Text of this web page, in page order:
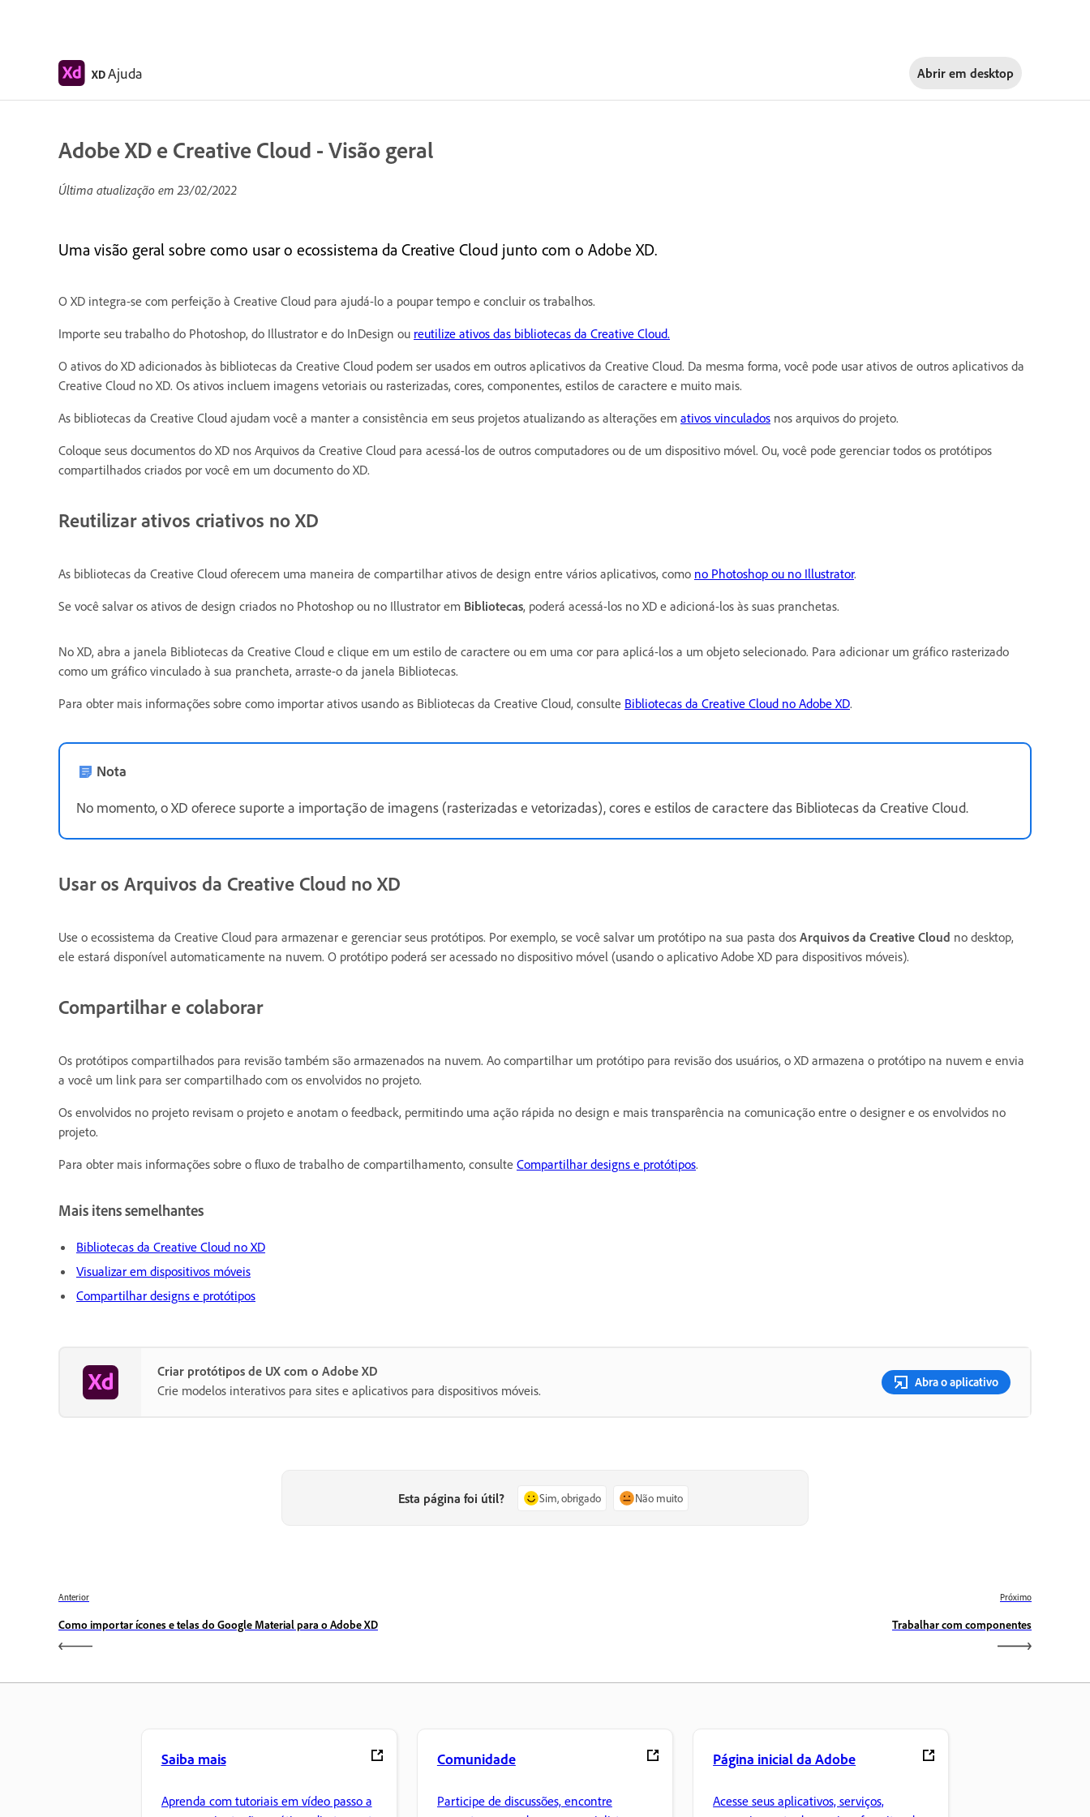
XDAjuda Abrir em desktop
Adobe XD e Creative Cloud - Visão geral
Última atualização em23/02/2022
Uma visão geral sobre como usar o ecossistema da Creative Cloud junto com o Adobe XD.
O XD integra-se com perfeição à Creative Cloud para ajudá-lo a poupar tempo e concluir os trabalhos.
Importe seu trabalho do Photoshop, do Illustrator e do InDesign ou reutilize ativos das bibliotecas da Creative Cloud.
O ativos do XD adicionados às bibliotecas da Creative Cloud podem ser usados em outros aplicativos da Creative Cloud. Da mesma forma, você pode usar ativos de outros aplicativos da
Creative Cloud no XD. Os ativos incluem imagens vetoriais ou rasterizadas, cores, componentes, estilos de caractere e muito mais.
As bibliotecas da Creative Cloud ajudam você a manter a consistência em seus projetos atualizando as alterações em ativos vinculados nos arquivos do projeto.
Coloque seus documentos do XD nos Arquivos da Creative Cloud para acessá-los de outros computadores ou de um dispositivo móvel. Ou, você pode gerenciar todos os protótipos
compartilhados criados por você em um documento do XD.
Reutilizar ativos criativos no XD
As bibliotecas da Creative Cloud oferecem uma maneira de compartilhar ativos de design entre vários aplicativos, como no Photoshop ou no Illustrator.
Se você salvar os ativos de design criados no Photoshop ou no Illustrator em Bibliotecas, poderá acessá-los no XD e adicioná-los às suas pranchetas.
No XD, abra a janela Bibliotecas da Creative Cloud e clique em um estilo de caractere ou em uma cor para aplicá-los a um objeto selecionado. Para adicionar um gráfico rasterizado
como um gráfico vinculado à sua prancheta, arraste-o da janela Bibliotecas.
Para obter mais informações sobre como importar ativos usando as Bibliotecas da Creative Cloud, consulte Bibliotecas da Creative Cloud no Adobe XD.
Nota
No momento, o XD oferece suporte a importação de imagens (rasterizadas e vetorizadas), cores e estilos de caractere das Bibliotecas da Creative Cloud.
Usar os Arquivos da Creative Cloud no XD
Use o ecossistema da Creative Cloud para armazenar e gerenciar seus protótipos. Por exemplo, se você salvar um protótipo na sua pasta dos Arquivos da Creative Cloud no desktop,
ele estará disponível automaticamente na nuvem. O protótipo poderá ser acessado no dispositivo móvel (usando o aplicativo Adobe XD para dispositivos móveis).
Compartilhar e colaborar
Os protótipos compartilhados para revisão também são armazenados na nuvem. Ao compartilhar um protótipo para revisão dos usuários, o XD armazena o protótipo na nuvem e envia
a você um link para ser compartilhado com os envolvidos no projeto.
Os envolvidos no projeto revisam o projeto e anotam o feedback, permitindo uma ação rápida no design e mais transparência na comunicação entre o designer e os envolvidos no
projeto.
Para obter mais informações sobre o fluxo de trabalho de compartilhamento, consulte Compartilhar designs e protótipos.
Mais itens semelhantes
Bibliotecas da Creative Cloud no XD
Visualizar em dispositivos móveis
Compartilhar designs e protótipos
Criar protótipos de UX com o Adobe XD
Crie modelos interativos para sites e aplicativos para dispositivos móveis.
Abra o aplicativo
Esta página foi útil? Sim, obrigado Não muito
Anterior
Como importar ícones e telas do Google Material para o Adobe XD
Próximo
Trabalhar com componentes
Saiba mais
Aprenda com tutoriais em vídeo passo a
Comunidade
Participe de discussões, encontre
Página inicial da Adobe
Acesse seus aplicativos, serviços,